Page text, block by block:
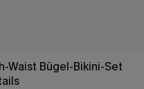
Waist Bügel-Bikini-Set